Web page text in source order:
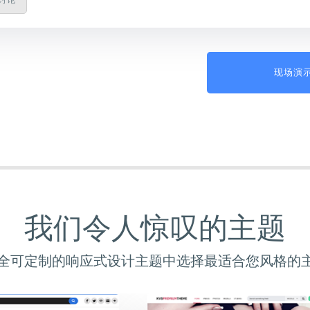
现场演
我们令人惊叹的主题
可定制的响应式设计主题中选择最适合您风格的